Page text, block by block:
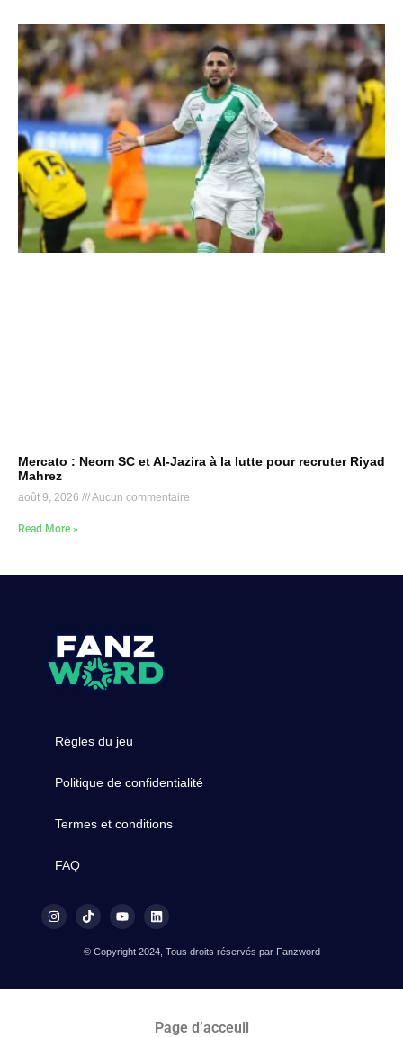
Mercato : Neom SC et Al-Jazira à la lutte pour recruter Riyad
Mahrez
août 9, 2026 Aucun commentaire
Read More »
Règles du jeu
Politique de confidentialité
Termes et conditions
FAQ
© Copyright 2024, Tous droits réservés par Fanzword
Page d’acceuil